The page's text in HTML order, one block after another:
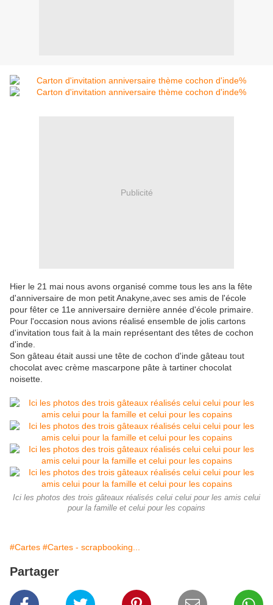
Publicité
Hier le 21 mai nous avons organisé comme tous les ans la fête
d'anniversaire de mon petit Anakyne,avec ses amis de l'école
pour fêter ce 11e anniversaire dernière année d'école primaire.
Pour l'occasion nous avions réalisé ensemble de jolis cartons
d'invitation tous fait à la main représentant des têtes de cochon
d'inde.
Son gâteau était aussi une tête de cochon d'inde gâteau tout
chocolat avec crème mascarpone pâte à tartiner chocolat
noisette.
Ici les photos des trois gâteaux réalisés celui celui pour les amis celui
pour la famille et celui pour les copains
#Cartes #Cartes - scrapbooking...
Partager